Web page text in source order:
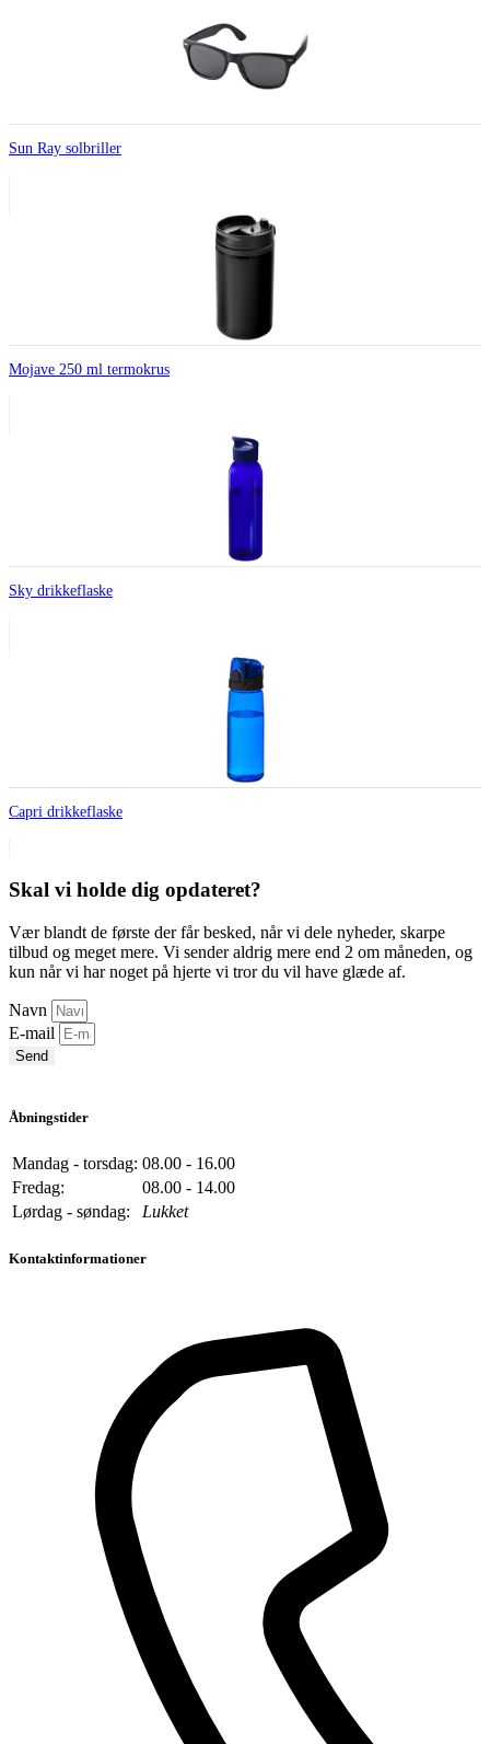
Sun Ray solbriller
Mojave 250 ml termokrus
Sky drikkeflaske
Capri drikkeflaske
Skal vi holde dig opdateret?
Vær blandt de første der får besked, når vi dele nyheder, skarpe
tilbud og meget mere. Vi sender aldrig mere end 2 om måneden, og
kun når vi har noget på hjerte vi tror du vil have glæde af.
Navn
E-mail
Send
Åbningstider
Mandag - torsdag: 08.00 - 16.00
Fredag:
08.00 - 14.00
Lørdag - søndag:
Lukket
Kontaktinformationer